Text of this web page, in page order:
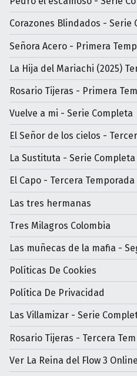
Corazones Blindados - Serie
Señora Acero - Primera
La Hija del Mariachi (2025)
Rosario Tijeras - Primera
Vuelve a mi - Serie Completa
El Señor de los cielos -
La Sustituta - Serie
El Capo - Tercera Temporada
Las tres hermanas
Tres Milagros Colombia
Las muñecas de la mafia -
Políticas De Cookies
Política De Privacidad
Las Villamizar - Serie
Rosario Tijeras - Tercera
Ver La Reina del Flow 3